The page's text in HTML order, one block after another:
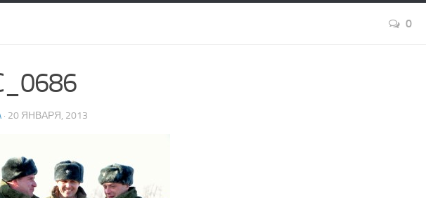
0
· 20 ЯНВАРЯ, 2013